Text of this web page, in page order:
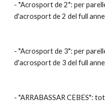
- "Acrosport de 2": per
d'acrosport de 2 del full
- "Acrosport de 3": per
d'acrosport de 3 del full
- "ARRABASSAR CEBES":